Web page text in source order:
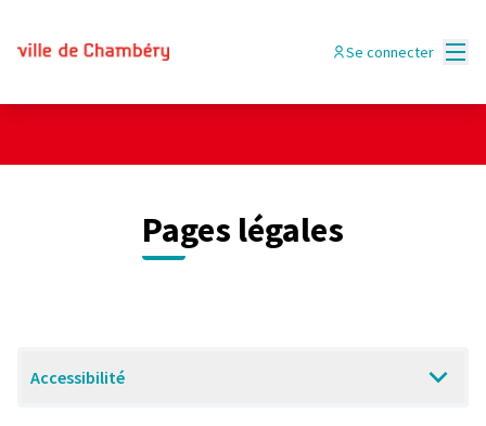
Se connecter
Pages légales
Accessibilité